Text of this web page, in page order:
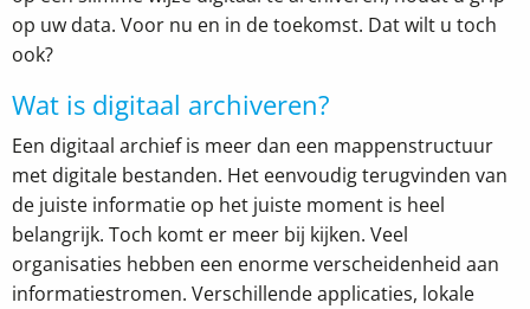
op uw data. Voor nu en in de toekomst. Dat wilt u toch
ook?
Wat is digitaal archiveren?
Een digitaal archief is meer dan een mappenstructuur
met digitale bestanden. Het eenvoudig terugvinden van
de juiste informatie op het juiste moment is heel
belangrijk. Toch komt er meer bij kijken. Veel
organisaties hebben een enorme verscheidenheid aan
informatiestromen. Verschillende applicaties, lokale